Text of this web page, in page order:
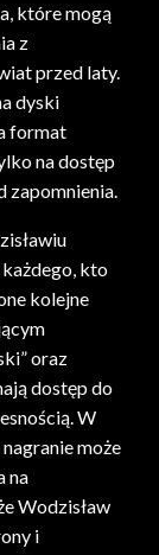
które mogą
z
przed laty.
dyski
format
na dostęp
zapomnienia.
każdego, kto
kolejne
oraz
dostęp do
W
może
na
Wodzisław
i